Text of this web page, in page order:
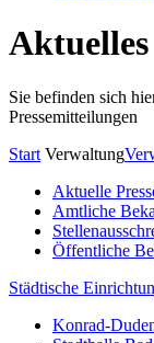
Aktuelles
Sie befinden sich
Pressemitteilungen
Start Verwaltung
Aktuelle
Amtliche
Öffentliche
Städtische
Konrad-